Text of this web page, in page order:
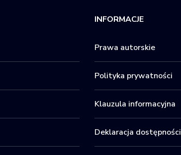
INFORMACJE
Prawa autorskie
Polityka prywatności
Klauzula informacyjna
Deklaracja dostępności